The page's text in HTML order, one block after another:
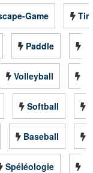
Game Tir
Paddle
Volleyball
Softball
Baseball
Spéléologie